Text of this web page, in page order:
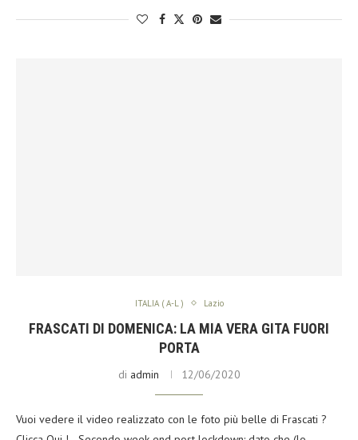
ITALIA ( A-L ) Lazio
FRASCATI DI DOMENICA: LA MIA VERA GITA FUORI
PORTA
di admin 12/06/2020
Vuoi vedere il video realizzato con le foto più belle di Frascati ?